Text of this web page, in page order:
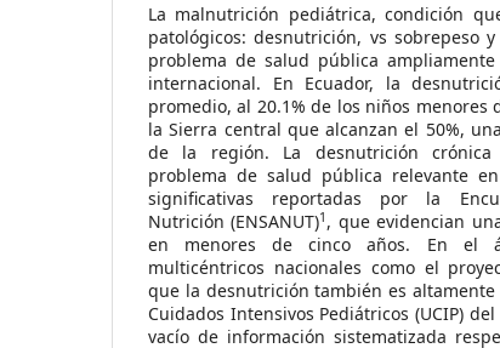
La malnutrición pediátrica, condición
patológicos: desnutrición, vs sobrepeso
problema de salud pública
internacional. En Ecuador, la
promedio, al 20.1% de los niños menores
la Sierra central que alcanzan el 50%,
de la región. La desnutrición
problema de salud pública relevante
significativas reportadas por la
Nutrición (ENSANUT)1 , que evidencian
en menores de cinco años. En el
multicéntricos nacionales como el
que la desnutrición también es
Cuidados Intensivos Pediátricos (UCIP)
vacío de información sistematizada